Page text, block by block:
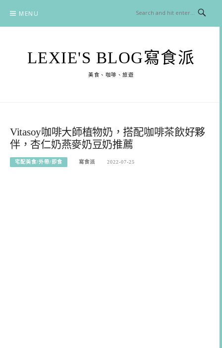
content
MENU
LEXIE'S BLOG寫食派
美食、咖啡、旅遊
Vitasoy咖啡大師植物奶，搭配咖啡茶飲好夥
伴，杏仁奶燕麥奶豆奶推薦
宅配美食/外帶/即食 寫食派 2022-07-25